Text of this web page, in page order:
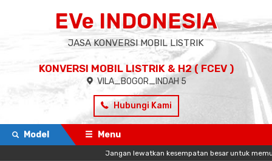
EVe INDONESIA
JASA KONVERSI MOBIL LISTRIK
KONVERSI MOBIL LISTRIK & H2 ( FCEV )
VILA_BOGOR_INDAH 5
Hubungi Kami
Model Menu
Jangan lewatkan kesempatan besar untuk memulai